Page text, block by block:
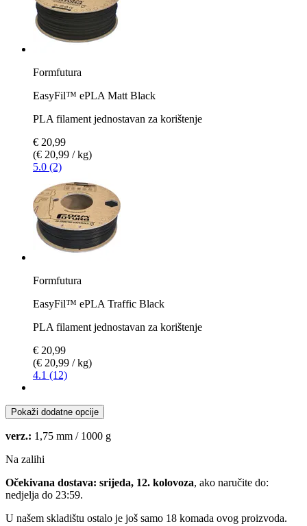
Formfutura
EasyFil™ ePLA Matt Black
PLA filament jednostavan za korištenje
€ 20,99
(€ 20,99 / kg)
5.0 (2)
Formfutura
EasyFil™ ePLA Traffic Black
PLA filament jednostavan za korištenje
€ 20,99
(€ 20,99 / kg)
4.1 (12)
Pokaži dodatne opcije
verz.: 1,75 mm / 1000 g
Na zalihi
Očekivana dostava: srijeda, 12. kolovoza, ako naručite do:
nedjelja do 23:59.
U našem skladištu ostalo je još samo 18 komada ovog proizvoda.